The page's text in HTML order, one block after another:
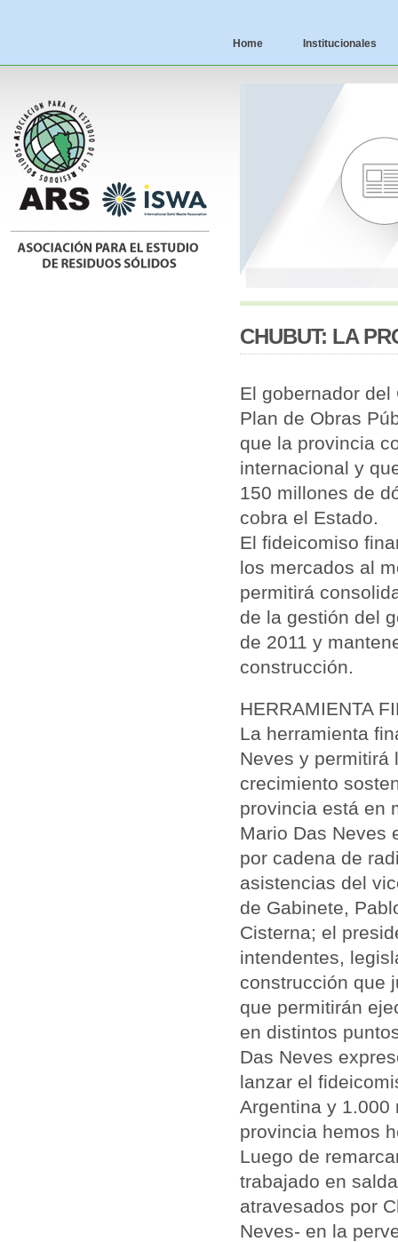
Home Institucionales
CHUBUT: LA
El gobernador
Plan de Obras
que la provincia
internacional y
150 millones de
cobra el Estado.
El fideicomiso
los mercados al
permitirá
de la gestión del
de 2011 y
construcción.
HERRAMIENTA
La herramienta
Neves y permitirá
crecimiento
provincia está en
Mario Das Neves
por cadena de
asistencias del
de Gabinete,
Cisterna; el
intendentes,
construcción que
que permitirán
en distintos
Das Neves
lanzar el
Argentina y 1.000
provincia hemos
Luego de
trabajado en
atravesados por
Neves- en la